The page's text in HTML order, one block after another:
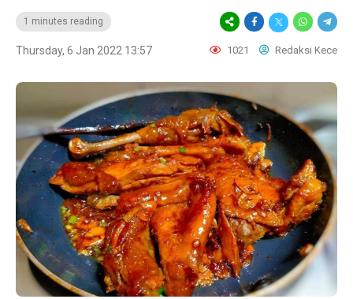
1 minutes reading
Thursday, 6 Jan 2022 13:57 1021 Redaksi Kece